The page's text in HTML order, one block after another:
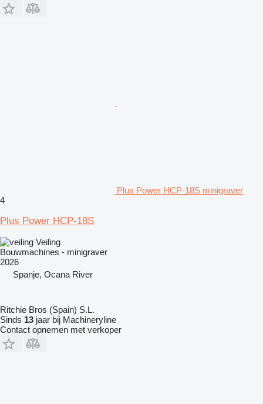
Plus Power HCP-18S minigraver
4
Plus Power HCP-18S
Veiling
Bouwmachines - minigraver
2026
Spanje, Ocana River
Ritchie Bros (Spain) S.L.
Sinds 13 jaar bij Machineryline
Contact opnemen met verkoper